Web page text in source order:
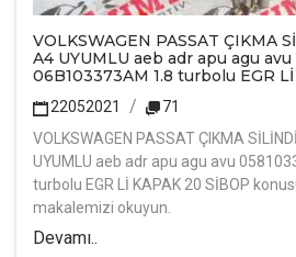
VOLKSWAGEN PASSAT ÇIKMA
A4 UYUMLU aeb adr apu agu
06B103373AM 1.8 turbolu EGR
22052021
71
VOLKSWAGEN PASSAT ÇIKMA
UYUMLU aeb adr apu agu avu
turbolu EGR Lİ KAPAK 20 SİBOP
makalemizi okuyun.
Devamı..